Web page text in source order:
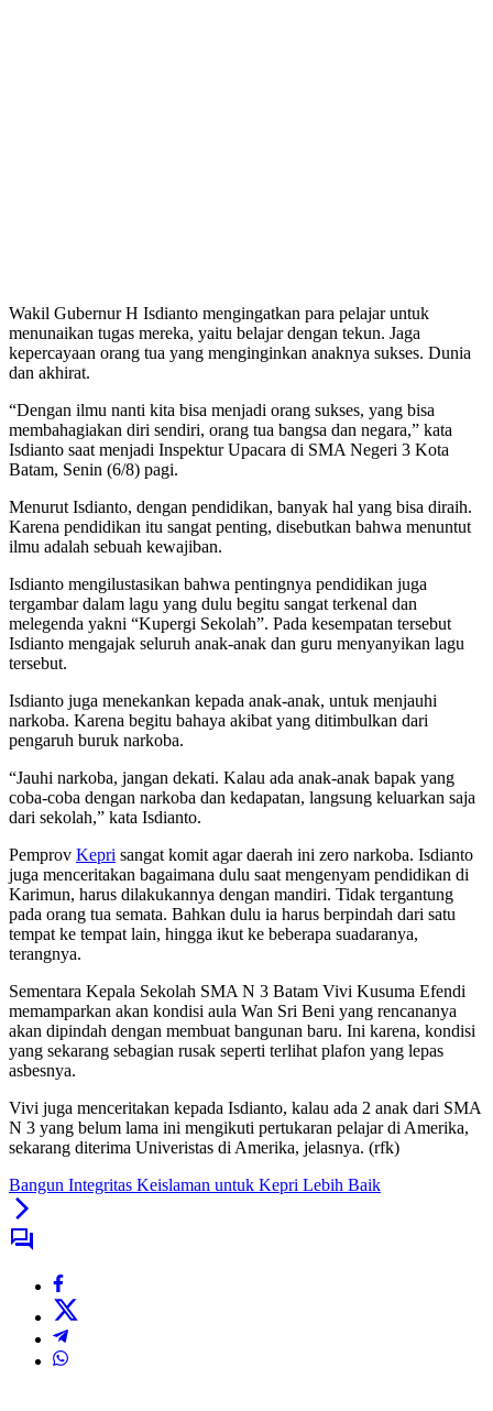
Wakil Gubernur H Isdianto mengingatkan para pelajar untuk
menunaikan tugas mereka, yaitu belajar dengan tekun. Jaga
kepercayaan orang tua yang menginginkan anaknya sukses. Dunia
dan akhirat.
“Dengan ilmu nanti kita bisa menjadi orang sukses, yang bisa
membahagiakan diri sendiri, orang tua bangsa dan negara,” kata
Isdianto saat menjadi Inspektur Upacara di SMA Negeri 3 Kota
Batam, Senin (6/8) pagi.
Menurut Isdianto, dengan pendidikan, banyak hal yang bisa diraih.
Karena pendidikan itu sangat penting, disebutkan bahwa menuntut
ilmu adalah sebuah kewajiban.
Isdianto mengilustasikan bahwa pentingnya pendidikan juga
tergambar dalam lagu yang dulu begitu sangat terkenal dan
melegenda yakni “Kupergi Sekolah”. Pada kesempatan tersebut
Isdianto mengajak seluruh anak-anak dan guru menyanyikan lagu
tersebut.
Isdianto juga menekankan kepada anak-anak, untuk menjauhi
narkoba. Karena begitu bahaya akibat yang ditimbulkan dari
pengaruh buruk narkoba.
“Jauhi narkoba, jangan dekati. Kalau ada anak-anak bapak yang
coba-coba dengan narkoba dan kedapatan, langsung keluarkan saja
dari sekolah,” kata Isdianto.
Pemprov Kepri sangat komit agar daerah ini zero narkoba. Isdianto
juga menceritakan bagaimana dulu saat mengenyam pendidikan di
Karimun, harus dilakukannya dengan mandiri. Tidak tergantung
pada orang tua semata. Bahkan dulu ia harus berpindah dari satu
tempat ke tempat lain, hingga ikut ke beberapa suadaranya,
terangnya.
Sementara Kepala Sekolah SMA N 3 Batam Vivi Kusuma Efendi
memamparkan akan kondisi aula Wan Sri Beni yang rencananya
akan dipindah dengan membuat bangunan baru. Ini karena, kondisi
yang sekarang sebagian rusak seperti terlihat plafon yang lepas
asbesnya.
Vivi juga menceritakan kepada Isdianto, kalau ada 2 anak dari SMA
N 3 yang belum lama ini mengikuti pertukaran pelajar di Amerika,
sekarang diterima Univeristas di Amerika, jelasnya. (rfk)
Bangun Integritas Keislaman untuk Kepri Lebih Baik